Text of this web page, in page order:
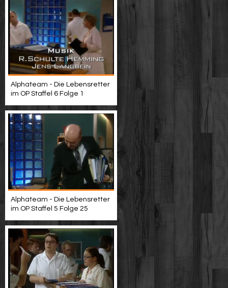
Alphateam - Die Lebensretter
im OP Staffel 6 Folge 1
Alphateam - Die Lebensretter
im OP Staffel 5 Folge 25